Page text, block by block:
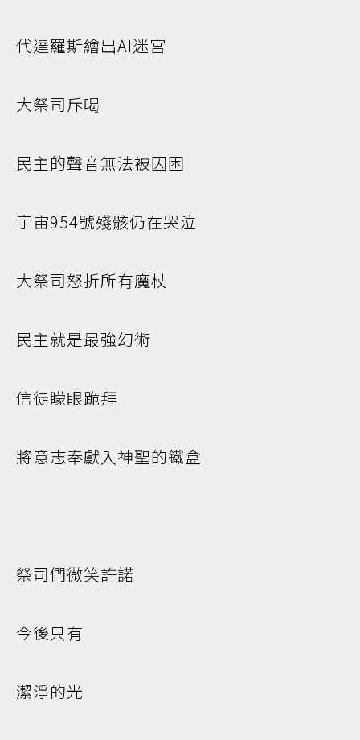
代達羅斯繪出AI迷宮
大祭司斥喝
民主的聲音無法被囚困
宇宙954號殘骸仍在哭泣
大祭司怒折所有魔杖
民主就是最強幻術
信徒矇眼跪拜
將意志奉獻入神聖的鐵盒
祭司們微笑許諾
今後只有
潔淨的光